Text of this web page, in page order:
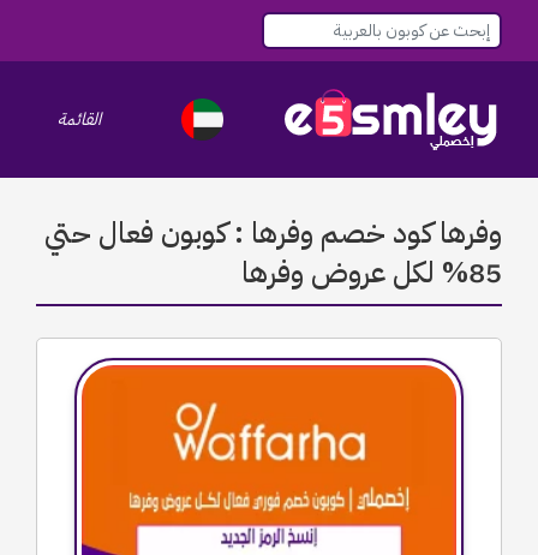
navigation
القائمة
وفرها كود خصم وفرها : كوبون فعال حتي
85% لكل عروض وفرها